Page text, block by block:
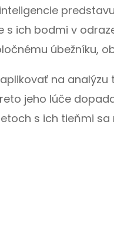
s ich bodmi v
úbežníku,
na
jeho lúče
s ich tieňmi